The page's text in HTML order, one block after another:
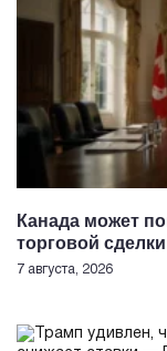
Канада может
торговой
7 августа, 2026